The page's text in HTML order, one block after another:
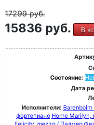
17299руб.
15836 руб. В
Состояние:
Дата
Исполнители:
фортепиано Horne